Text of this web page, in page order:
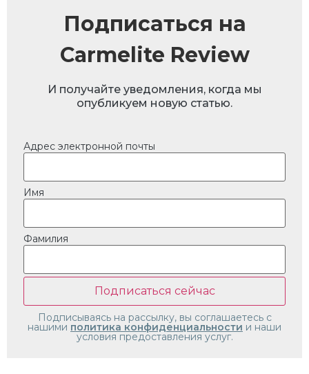
Подписаться на
Carmelite Review
И получайте уведомления, когда мы
опубликуем новую статью.
Адрес электронной почты
Имя
Фамилия
Подписываясь на рассылку, вы соглашаетесь с
нашими политика конфиденциальности и наши
условия предоставления услуг.